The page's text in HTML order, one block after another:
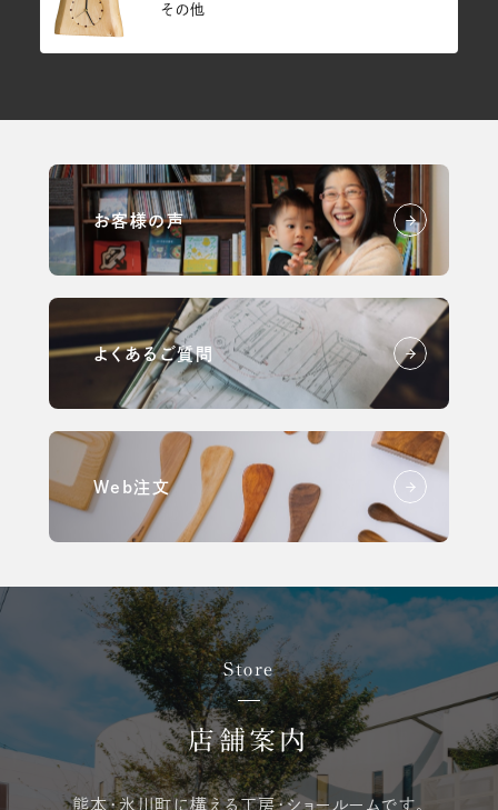
その他
お客様の声
よくあるご質問
Web注文
Store
店舗案内
熊本・氷川町に構える工房・ショールームです。